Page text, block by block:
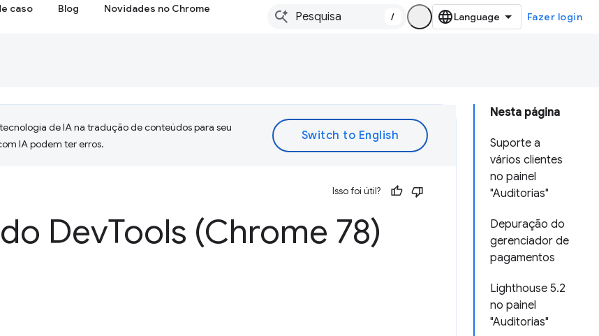
caso Blog Novidades no Chrome
/ Fazer login
Nesta página
Suporte a
vários clientes
no painel
"Auditorias"
Depuração do
gerenciador de
pagamentos
Lighthouse 5.2
no painel
"Auditorias"
de IA na tradução de conteúdos para seu
IA podem ter erros.
Isso foi útil?
DevTools (Chrome 78)